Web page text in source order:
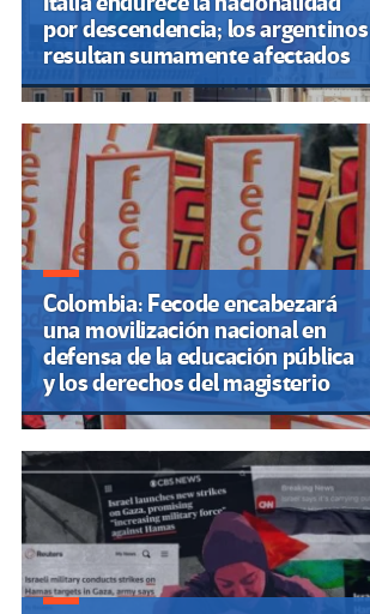
por descendencia; los argentinos
resultan sumamente afectados
Colombia: Fecode encabezará
una movilización nacional en
defensa de la educación pública
y los derechos del magisterio